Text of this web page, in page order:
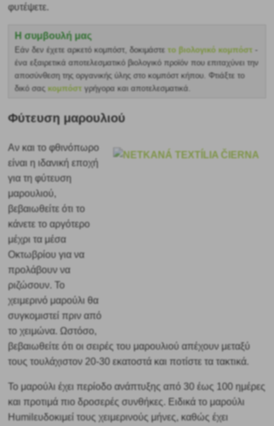
φυτέψετε.
Η συμβουλή μας
Εάν δεν έχετε αρκετό κομπόστ, δοκιμάστετο βιολογικό κομπόστ -
ένα εξαιρετικά αποτελεσματικό βιολογικό προϊόν που επιταχύνει την
αποσύνθεση της οργανικής ύλης στο κομπόστ κήπου. Φτιάξτε το
δικό σαςκομπόστγρήγορα και αποτελεσματικά.
Φύτευση μαρουλιού
Αν και το φθινόπωρο
είναι η ιδανική εποχή
για τη φύτευση
μαρουλιού,
βεβαιωθείτε ότι το
κάνετε τοαργότερο
μέχρι τα μέσα
Οκτωβρίου για να
προλάβουν να
ριζώσουν. Το
χειμερινό μαρούλι θα
συγκομιστεί πριν από
το χειμώνα. Ωστόσο,
βεβαιωθείτε ότι οι σειρές του μαρουλιού απέχουν μεταξύ
τους τουλάχιστον 20-30 εκατοστά και ποτίστε τα τακτικά.
Το μαρούλι έχει περίοδο ανάπτυξης από 30 έως 100 ημέρες
και προτιμά πιο δροσερές συνθήκες. Ειδικάτο μαρούλι
Humilευδοκιμεί τους χειμερινούςμήνες, καθώς έχει